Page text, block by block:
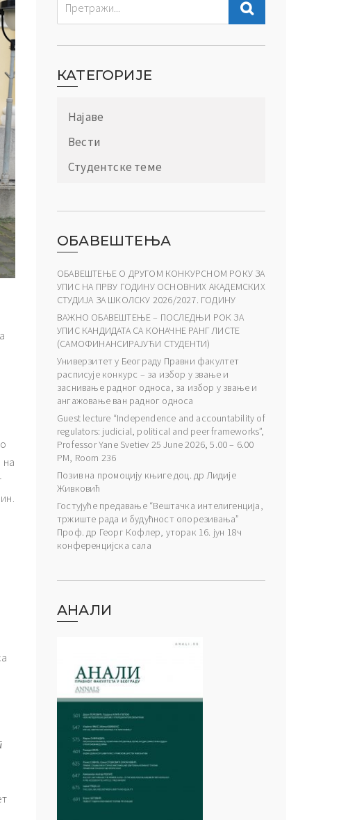
на
КАТЕГОРИЈЕ
Најаве
Вести
Студентске теме
ОБАВЕШТЕЊА
ОБАВЕШТЕЊЕ О ДРУГОМ КОНКУРСНОМ РОКУ ЗА
УПИС НА ПРВУ ГОДИНУ ОСНОВНИХ АКАДЕМСКИХ
СТУДИЈА ЗА ШКОЛСКУ 2026/2027. ГОДИНУ
ВАЖНО ОБАВЕШТЕЊЕ – ПОСЛЕДЊИ РОК ЗА
УПИС КАНДИДАТА СА КОНАЧНЕ РАНГ ЛИСТЕ
(САМОФИНАНСИРАЈУЋИ СТУДЕНТИ)
Универзитет у Београду Правни факултет
расписује конкурс – за избор у звање и
заснивање радног односа, за избор у звање и
ангажовање ван радног односа
Guest lecture “Independence and accountability of
regulators: judicial, political and peer frameworks”,
Professor Yane Svetiev 25 June 2026, 5.00 – 6.00
PM, Room 236
Позив на промоцију књиге доц. др Лидије
Живковић
Гостујуће предавање “Вештачка интелигенција,
тржиште рада и будућност опорезивања”
Проф. др Георг Кофлер, уторак 16. јун 18ч
конференцијска сала
АНАЛИ